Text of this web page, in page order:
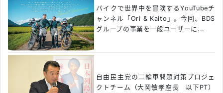
バイクで世界中を冒険するYouTubeチ
ャンネル「Ori & Kaito」。今回、BDS
グループの事業を一般ユーザーに...
自由民主党の二輪車問題対策プロジェ
クトチーム（大岡敏孝座長 以下PT）